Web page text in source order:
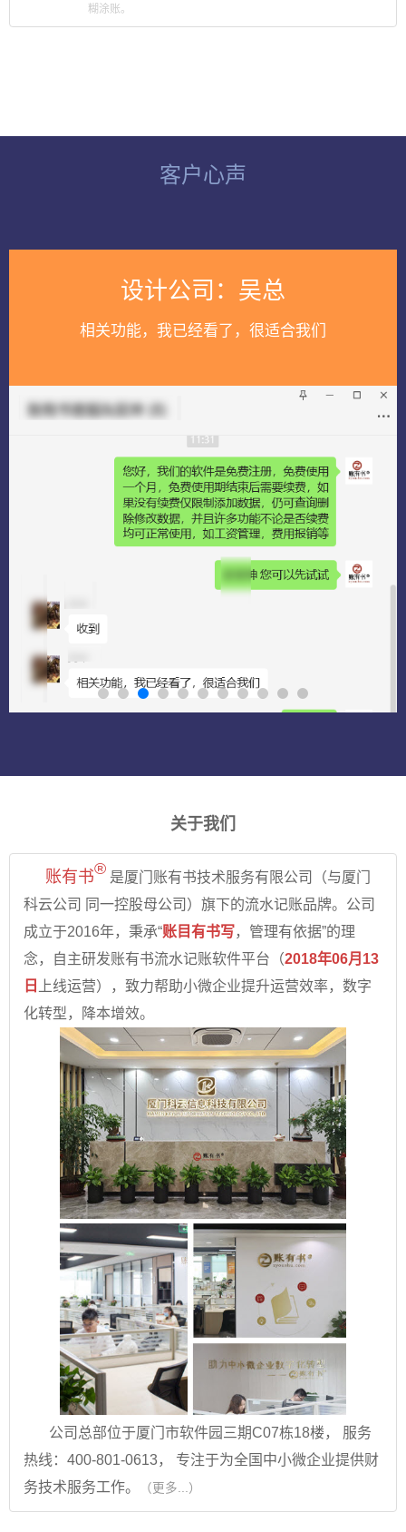
糊涂账。
客户心声
文化传媒：花菜
平台挺好的，我们会一直用的
关于我们
账有书® 是厦门账有书技术服务有限公司（与厦门
科云公司
同一控股母公司）旗下的流水记账品牌。公司
成立于2016年，秉承“账目有书写，管理有依据”的理
念，自主研发账有书流水记账软件平台（2018年06月13
日
上线运营），致力帮助小微企业提升运营效率，数字
化转型，降本增效。
公司总部位于厦门市软件园三期C07栋18楼， 服务
热线：400-801-0613， 专注于为全国中小微企业提供财
务技术服务工作。
（更多...）